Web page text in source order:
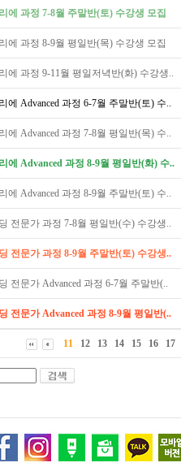
에 과정 7-8월 주말반(토) 수강생 모집
에 과정 8-9월 평일반(목) 수강생 모집
에 과정 9-11월 평일저녁반(화) 수강생..
에 Advanced 과정 6-7월 주말반(토) 수..
에 Advanced 과정 7-8월 평일반(목) 수..
에 Advanced 과정 8-9월 평일반(화) 수..
에 Advanced 과정 8-9월 주말반(토) 수..
전문가 과정 7-8월 평일반(수) 수강생..
전문가 과정 8-9월 주말반(토) 수강생..
전문가 Advanced 과정 6-7월 주말반(..
전문가 Advanced 과정 8-9월 평일반(..
11 12 13 14 15 16 17